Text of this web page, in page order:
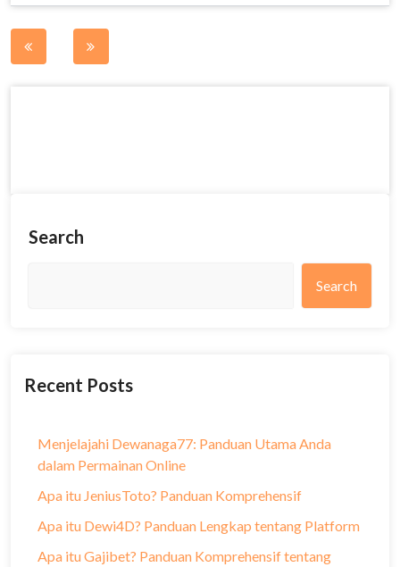
Post
Search
Search
Recent Posts
Menjelajahi Dewanaga77: Panduan Utama Anda
dalam Permainan Online
Apa itu JeniusToto? Panduan Komprehensif
Apa itu Dewi4D? Panduan Lengkap tentang Platform
Apa itu Gajibet? Panduan Komprehensif tentang